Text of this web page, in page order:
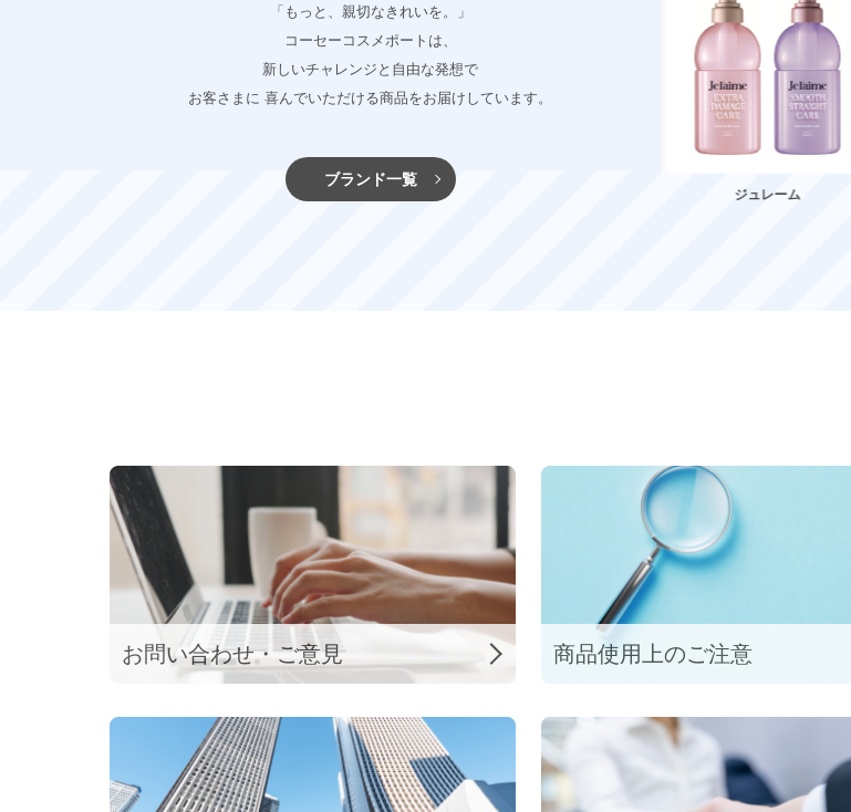
「もっと、親切なきれいを。」
コーセーコスメポートは、
新しいチャレンジと自由な発想で
お客さまに 喜んでいただける商品をお届けしています。
ブランド一覧
ソフティモ ビオリス
お問い合わせ・ご意見 商品使用上のご注意